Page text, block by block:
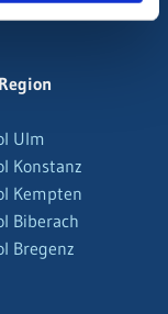
Ulm
Konstanz
Kempten
Biberach
Bregenz